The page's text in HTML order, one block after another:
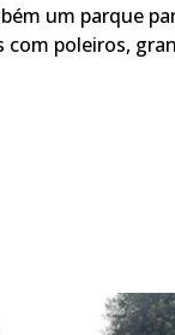
um parque
poleiros,